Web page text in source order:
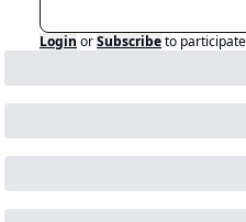
Login orSubscribeto participate